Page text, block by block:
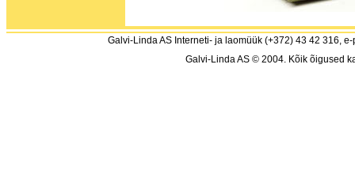
Galvi-Linda AS Interneti- ja laomüük (+372) 43 42 316,
Galvi-Linda AS © 2004. Kõik õigused